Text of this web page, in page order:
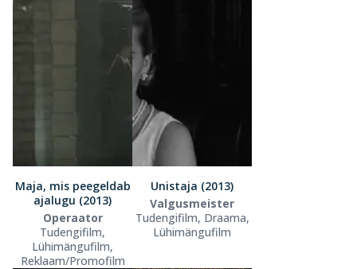
Maja, mis peegeldab
ajalugu (2013)
Operaator
Tudengifilm,
Lühimängufilm,
Reklaam/Promofilm
Unistaja (2013)
Valgusmeister
Tudengifilm, Draama,
Lühimängufilm